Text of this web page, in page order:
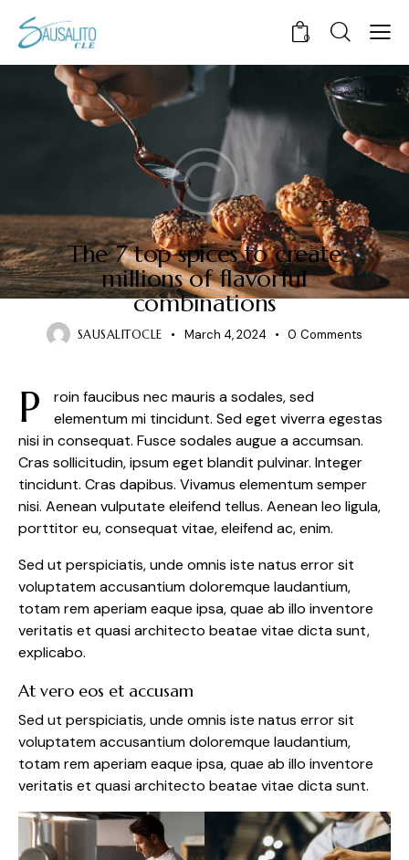
0
CULINARY
The 7 top spices to create
millions of flavorful
combinations
SAUSALITOCLE March 4, 2024 0 Comments
P
roin faucibus nec mauris a sodales, sed
elementum mi tincidunt. Sed eget viverra egestas
nisi in consequat. Fusce sodales augue a accumsan.
Cras sollicitudin, ipsum eget blandit pulvinar. Integer
tincidunt. Cras dapibus. Vivamus elementum semper
nisi. Aenean vulputate eleifend tellus. Aenean leo ligula,
porttitor eu, consequat vitae, eleifend ac, enim.
Sed ut perspiciatis, unde omnis iste natus error sit
voluptatem accusantium doloremque laudantium,
totam rem aperiam eaque ipsa, quae ab illo inventore
veritatis et quasi architecto beatae vitae dicta sunt,
explicabo.
At vero eos et accusam
Sed ut perspiciatis, unde omnis iste natus error sit
voluptatem accusantium doloremque laudantium,
totam rem aperiam eaque ipsa, quae ab illo inventore
veritatis et quasi architecto beatae vitae dicta sunt.